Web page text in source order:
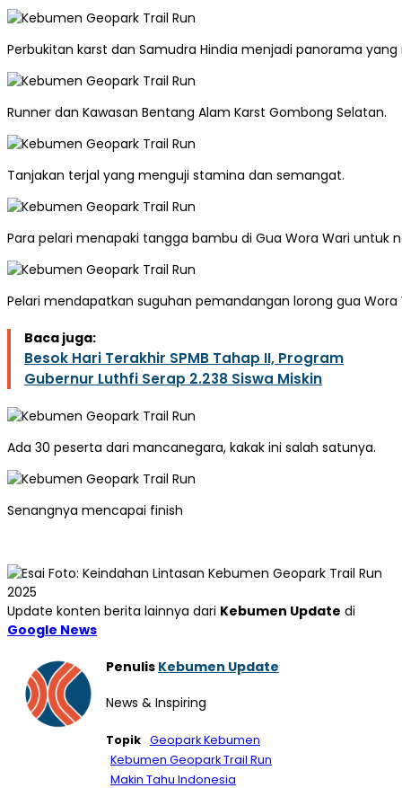
Perbukitan karst dan Samudra Hindia menjadi panorama
Runner dan Kawasan Bentang Alam Karst Gombong Selatan.
Tanjakan terjal yang menguji stamina dan semangat.
Para pelari menapaki tangga bambu di Gua Wora Wari untuk
Pelari mendapatkan suguhan pemandangan lorong gua Wora
Baca juga:
Besok Hari Terakhir SPMB Tahap II, Program
Gubernur Luthfi Serap 2.238 Siswa Miskin
Ada 30 peserta dari mancanegara, kakak ini salah satunya.
Senangnya mencapai finish
Update konten berita lainnya dari Kebumen Update di
Google News
Penulis Kebumen Update
News & Inspiring
Topik Geopark Kebumen
Kebumen Geopark Trail Run
Makin Tahu Indonesia